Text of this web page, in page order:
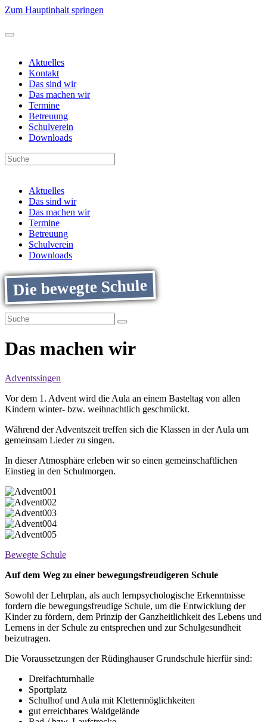
Zum Hauptinhalt springen
Aktuelles
Kontakt
Das sind wir
Das machen wir
Termine
Betreuung
Schulverein
Downloads
Aktuelles
Das sind wir
Das machen wir
Termine
Betreuung
Schulverein
Downloads
Die bewegte Schule
Das machen wir
Adventssingen
Vor dem 1. Advent wird die Aula an einem Basteltag von allen
Kindern winter- bzw. weihnachtlich geschmückt.
Während der Adventszeit treffen sich die Klassen in der Aula um
gemeinsam Lieder zu singen.
In dieser Atmosphäre erleben wir so einen gemeinschaftlichen
Einstieg in den Schulmorgen.
Bewegte Schule
Auf dem Weg zu einer bewegungsfreudigeren Schule
Sowohl der Lehrplan, als auch lernpsychologische Erkenntnisse
fordern die bewegungsfreudige Schule, um die Entwicklung der
Kinder zu fördern, dem Prinzip der Ganzheitlichkeit des Lebens und
Lernens in der Schule zu entsprechen und zur Schulgesundheit
beizutragen.
Die Voraussetzungen der Rüdinghauser Grundschule hierfür sind:
Dreifachturnhalle
Sportplatz
Schulhof und Aula mit Klettermöglichkeiten
gut erreichbares Waldgelände